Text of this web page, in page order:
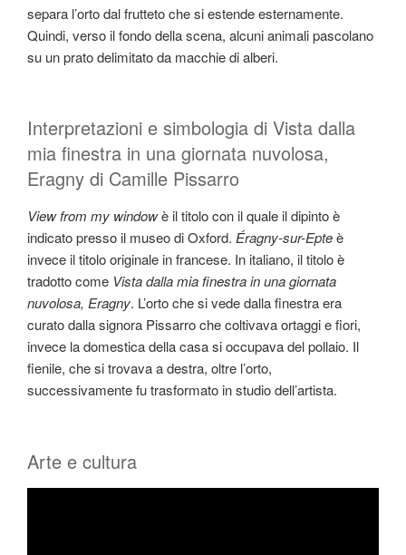
separa l’orto dal frutteto che si estende esternamente.
Quindi, verso il fondo della scena, alcuni animali pascolano
su un prato delimitato da macchie di alberi.
Interpretazioni e simbologia di Vista dalla
mia finestra in una giornata nuvolosa,
Eragny di Camille Pissarro
View from my windowè il titolo con il quale il dipinto è
indicato presso il museo di Oxford. Éragny-sur-Epteè
invece il titolo originale in francese. In italiano, il titolo è
tradotto come Vista dalla mia finestra in una giornata
nuvolosa, Eragny. L’orto che si vede dalla finestra era
curato dalla signora Pissarro che coltivava ortaggi e fiori,
invece la domestica della casa si occupava del pollaio. Il
fienile, che si trovava a destra, oltre l’orto,
successivamente fu trasformato in studio dell’artista.
Arte e cultura